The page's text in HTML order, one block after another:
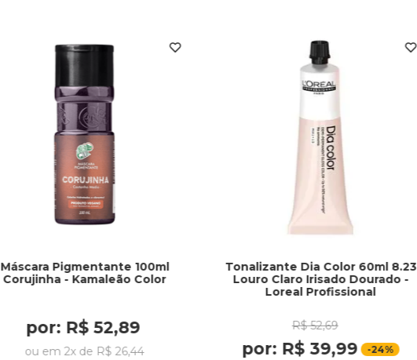
Máscara Pigmentante 100ml
Corujinha - Kamaleão Color
por: R$ 52,89
ou em2x de R$ 26,44
Tonalizante Dia Color 60ml 8.23
Louro Claro Irisado Dourado -
Loreal Profissional
R$ 52,69
por: R$ 39,99 -24%